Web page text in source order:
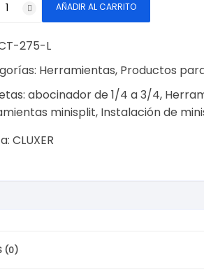
AÑADIR AL CARRITO
275-L
Herramientas, Productos
abocinador de 1/4 a 3/4,
minisplit, Instalación de
CLUXER
(0)